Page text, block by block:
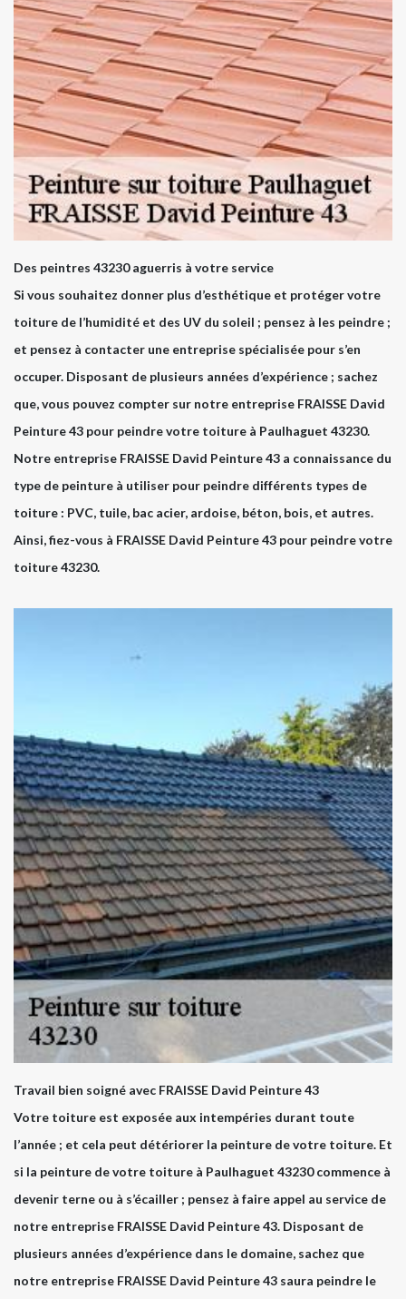
Des peintres 43230 aguerris à votre service
Si vous souhaitez donner plus d’esthétique et protéger votre
toiture de l’humidité et des UV du soleil ; pensez à les peindre ;
et pensez à contacter une entreprise spécialisée pour s’en
occuper. Disposant de plusieurs années d’expérience ; sachez
que, vous pouvez compter sur notre entreprise FRAISSE David
Peinture 43 pour peindre votre toiture à Paulhaguet 43230.
Notre entreprise FRAISSE David Peinture 43 a connaissance du
type de peinture à utiliser pour peindre différents types de
toiture : PVC, tuile, bac acier, ardoise, béton, bois, et autres.
Ainsi, fiez-vous à FRAISSE David Peinture 43 pour peindre votre
toiture 43230.
Travail bien soigné avec FRAISSE David Peinture 43
Votre toiture est exposée aux intempéries durant toute
l’année ; et cela peut détériorer la peinture de votre toiture. Et
si la peinture de votre toiture à Paulhaguet 43230 commence à
devenir terne ou à s’écailler ; pensez à faire appel au service de
notre entreprise FRAISSE David Peinture 43. Disposant de
plusieurs années d’expérience dans le domaine, sachez que
notre entreprise FRAISSE David Peinture 43 saura peindre le